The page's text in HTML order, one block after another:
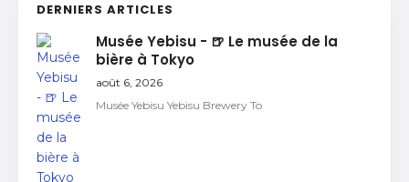
DERNIERS ARTICLES
Musée Yebisu - 🍺 Le musée de la
bière à Tokyo
août 6, 2026
Musée Yebisu Yebisu Brewery To